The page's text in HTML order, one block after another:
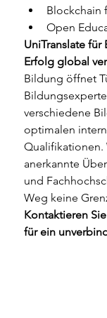
Blockchain
Open
UniTranslate
Erfolg global
Bildung öffnet
verschiedene
optimalen
Qualifikationen.
anerkannte
und
Weg keine
Kontaktieren
für ein